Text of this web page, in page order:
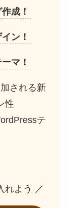
成！
ン！
マ！
される新
性
テ
れよう ／